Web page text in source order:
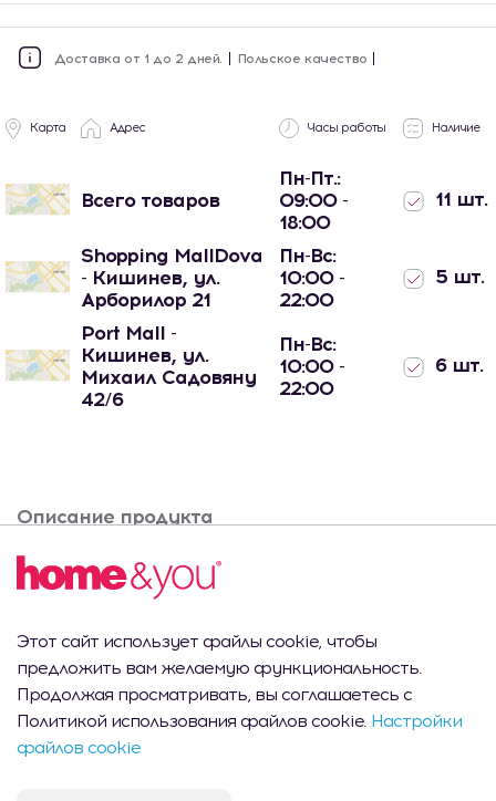
Доставка от 1 до 2 дней. Польское качество
Карта Адрес Часы работы Наличие
Всего товаров
Пн-Пт.:
09:00 -
18:00
11 шт.
Shopping MallDova
- Кишинев, ул.
Арборилор 21
Пн-Вс:
10:00 -
22:00
5 шт.
Port Mall -
Кишинев, ул.
Михаил Садовяну
42/6
Пн-Вс:
10:00 -
22:00
6 шт.
Описание продукта
Палочки для аромадиффузор NATUREL H25 X20
Вам это может
понравиться
Этот сайт использует файлы cookie, чтобы
предложить вам желаемую функциональность.
Продолжая просматривать, вы соглашаетесь с
Политикой использования файлов cookie. Настройки
файлов cookie